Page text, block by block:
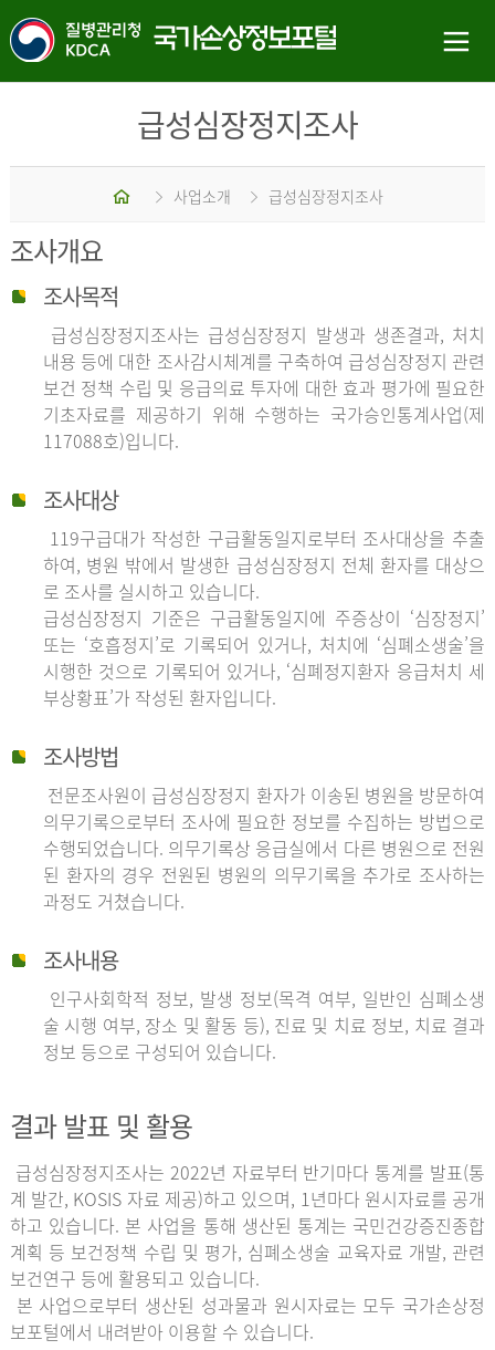
급성심장정지조사
홈 사업소개 급성심장정지조사
조사개요
조사목적
급성심장정지조사는 급성심장정지 발생과 생존결과, 처치
내용 등에 대한 조사감시체계를 구축하여 급성심장정지 관련
보건 정책 수립 및 응급의료 투자에 대한 효과 평가에 필요한
기초자료를 제공하기 위해 수행하는 국가승인통계사업(제
117088호)입니다.
조사대상
119구급대가 작성한 구급활동일지로부터 조사대상을 추출
하여, 병원 밖에서 발생한 급성심장정지 전체 환자를 대상으
로 조사를 실시하고 있습니다.
급성심장정지 기준은 구급활동일지에 주증상이 ‘심장정지’
또는 ‘호흡정지’로 기록되어 있거나, 처치에 ‘심폐소생술’을
시행한 것으로 기록되어 있거나, ‘심폐정지환자 응급처치 세
부상황표’가 작성된 환자입니다.
조사방법
전문조사원이 급성심장정지 환자가 이송된 병원을 방문하여
의무기록으로부터 조사에 필요한 정보를 수집하는 방법으로
수행되었습니다. 의무기록상 응급실에서 다른 병원으로 전원
된 환자의 경우 전원된 병원의 의무기록을 추가로 조사하는
과정도 거쳤습니다.
조사내용
인구사회학적 정보, 발생 정보(목격 여부, 일반인 심폐소생
술 시행 여부, 장소 및 활동 등), 진료 및 치료 정보, 치료 결과
정보 등으로 구성되어 있습니다.
결과 발표 및 활용
급성심장정지조사는 2022년 자료부터 반기마다 통계를 발표(통
계 발간, KOSIS 자료 제공)하고 있으며, 1년마다 원시자료를 공개
하고 있습니다. 본 사업을 통해 생산된 통계는 국민건강증진종합
계획 등 보건정책 수립 및 평가, 심폐소생술 교육자료 개발, 관련
보건연구 등에 활용되고 있습니다.
본 사업으로부터 생산된 성과물과 원시자료는 모두 국가손상정
보포털에서 내려받아 이용할 수 있습니다.